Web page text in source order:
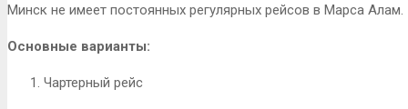
Минск не имеет постоянных регулярных рейсов в Марса Алам.
Основные варианты:
Чартерный рейс